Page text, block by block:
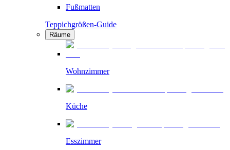
Fußmatten
Teppichgrößen-Guide
Räume
Wohnzimmer
Küche
Esszimmer